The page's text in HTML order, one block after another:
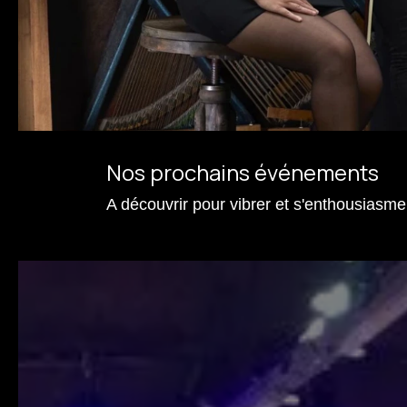
Nos prochains événements
A découvrir pour vibrer et